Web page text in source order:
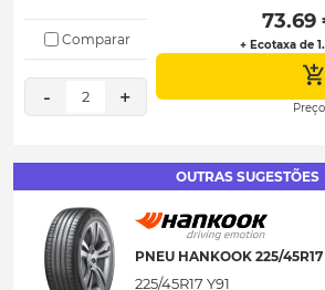
Comparar
- 2 +
73.69
+ Ecotaxa de
OUTRAS SUGESTÕES
PNEU HANKOOK 225/
225/45R17 Y91